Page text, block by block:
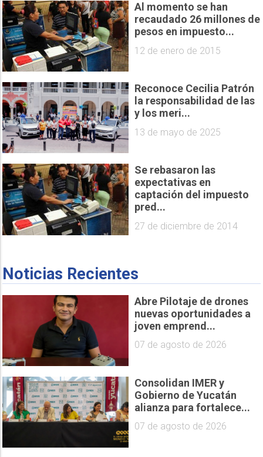
Al momento se han
recaudado 26 millones de
pesos en impuesto...
12 de enero de 2015
Reconoce Cecilia Patrón
la responsabilidad de las
y los meri...
13 de mayo de 2025
Se rebasaron las
expectativas en
captación del impuesto
pred...
27 de diciembre de 2014
Noticias Recientes
Abre Pilotaje de drones
nuevas oportunidades a
joven emprend...
07 de agosto de 2026
Consolidan IMER y
Gobierno de Yucatán
alianza para fortalece...
07 de agosto de 2026